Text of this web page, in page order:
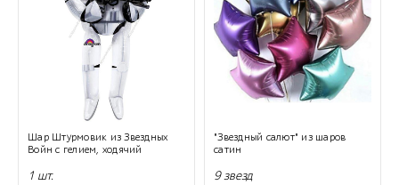
Шар Штурмовик из Звездных
Войн с гелием, ходячий
1 шт.
"Звездный салют" из шаров
сатин
9 звезд